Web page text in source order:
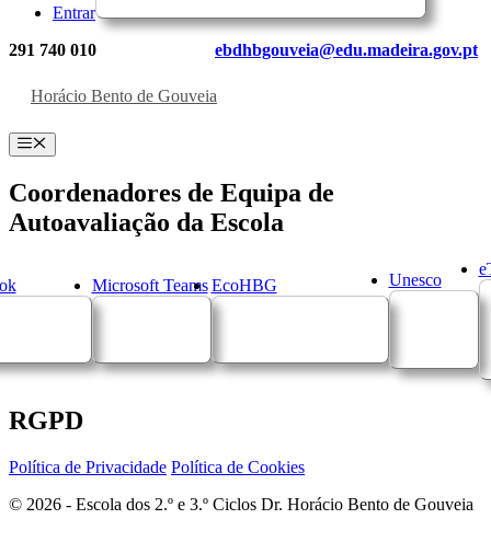
Entrar
291 740 010 ebdhbgouveia@edu.madeira.gov.pt
Horácio Bento de Gouveia
Menu
Coordenadores de Equipa de
Autoavaliação da Escola
Microsoft Teams EcoHBG Unesco
RGPD
Política de Privacidade Política de Cookies
© 2026 - Escola dos 2.º e 3.º Ciclos Dr. Horácio Bento de Gouveia